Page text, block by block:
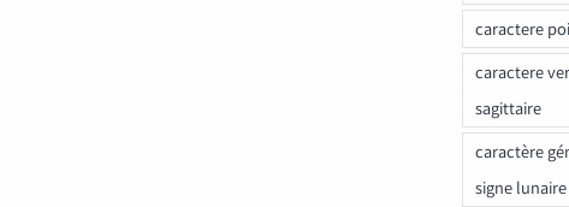
caractere
caractere
sagittaire
caractère
signe